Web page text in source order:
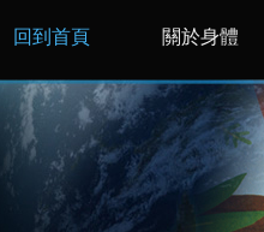
回到首頁 關於身體